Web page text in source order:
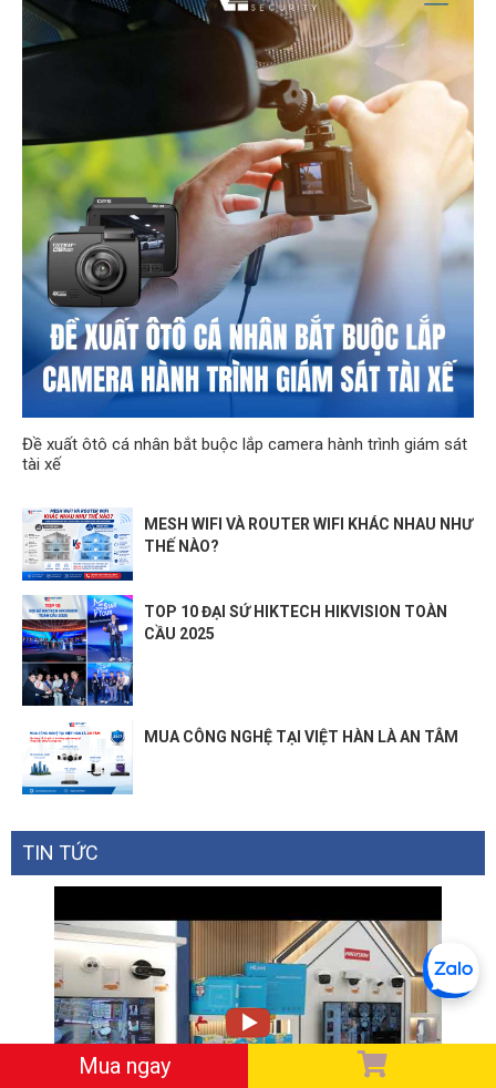
Đề xuất ôtô cá nhân bắt buộc lắp camera hành trình giám sát
tài xế
MESH WIFI VÀ ROUTER WIFI KHÁC NHAU NHƯ
THẾ NÀO?
TOP 10 ĐẠI SỨ HIKTECH HIKVISION TOÀN
CẦU 2025
MUA CÔNG NGHỆ TẠI VIỆT HÀN LÀ AN TÂM
TIN TỨC
Mua ngay